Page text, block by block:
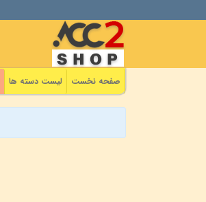
صفحه نخست لیست دسته ها